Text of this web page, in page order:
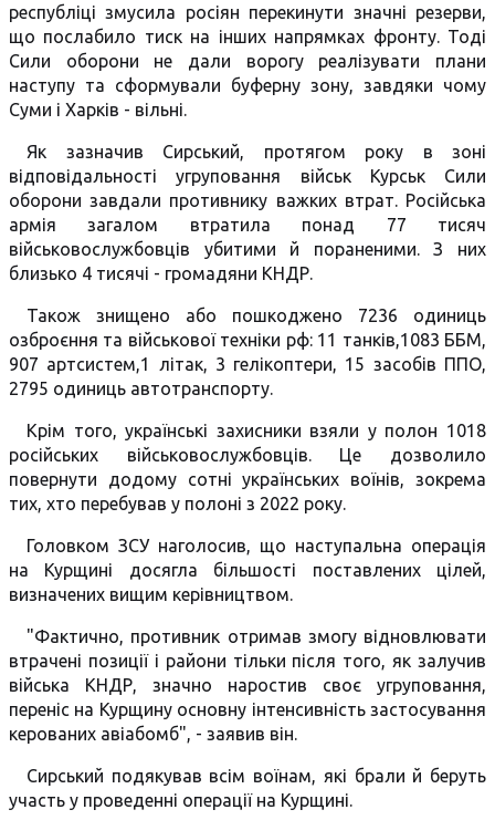
республіці змусила росіян перекинути значні резерви,
що послабило тиск на інших напрямках фронту. Тоді
Сили оборони не дали ворогу реалізувати плани
наступу та сформували буферну зону, завдяки чому
Суми і Харків - вільні.
Як зазначив Сирський, протягом року в зоні
відповідальності угруповання військ Курськ Сили
оборони завдали противнику важких втрат. Російська
армія загалом втратила понад 77 тисяч
військовослужбовців убитими й пораненими. З них
близько 4 тисячі - громадяни КНДР.
Також знищено або пошкоджено 7236 одиниць
озброєння та військової техніки рф: 11 танків,1083 ББМ,
907 артсистем,1 літак, 3 гелікоптери, 15 засобів ППО,
2795 одиниць автотранспорту.
Крім того, українські захисники взяли у полон 1018
російських військовослужбовців. Це дозволило
повернути додому сотні українських воїнів, зокрема
тих, хто перебував у полоні з 2022 року.
Головком ЗСУ наголосив, що наступальна операція
на Курщині досягла більшості поставлених цілей,
визначених вищим керівництвом.
"Фактично, противник отримав змогу відновлювати
втрачені позиції і райони тільки після того, як залучив
війська КНДР, значно наростив своє угруповання,
переніс на Курщину основну інтенсивність застосування
керованих авіабомб", - заявив він.
Сирський подякував всім воїнам, які брали й беруть
участь у проведенні операції на Курщині.